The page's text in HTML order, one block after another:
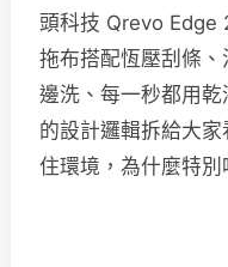
頭科技 Qrevo Edge
拖布搭配恆壓刮條
邊洗、每一秒都用
的設計邏輯拆給大
住環境，為什麼特別